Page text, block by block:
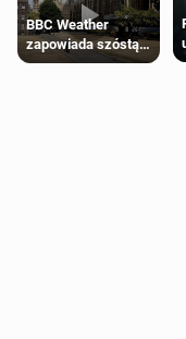
BBC Weather
zapowiada szóstą
falę upałów w